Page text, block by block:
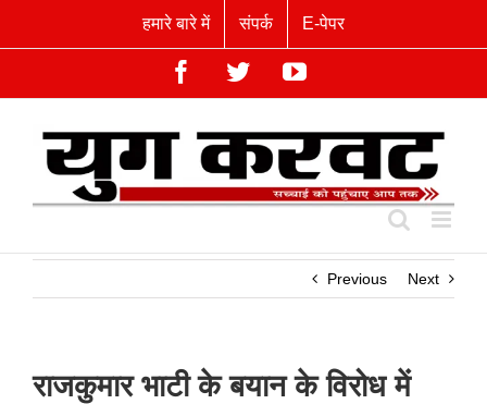
हमारे बारे में संपर्क E-पेपर
Facebook
TwitterYouTube
Previous Next
राजकुमार भाटी के बयान के विरोध में